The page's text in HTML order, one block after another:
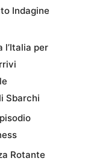
Indagine
l’Italia per
Sbarchi
Rotante